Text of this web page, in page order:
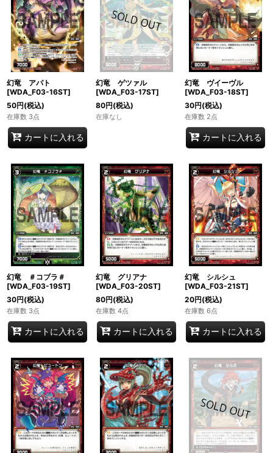
幻竜 アパト
[WDA_F03-16ST]
50円(税込)
在庫数 3点
カートに入れる
幻竜 ゲツァル
[WDA_F03-17ST]
80円(税込)
在庫なし
幻竜 ヴイーヴル
[WDA_F03-18ST]
30円(税込)
在庫数 2点
カートに入れる
幻竜 ＃コブラ＃
[WDA_F03-19ST]
30円(税込)
在庫数 3点
カートに入れる
幻竜 グリアナ
[WDA_F03-20ST]
80円(税込)
在庫数 4点
カートに入れる
幻竜 シルシュ
[WDA_F03-21ST]
20円(税込)
在庫数 6点
カートに入れる